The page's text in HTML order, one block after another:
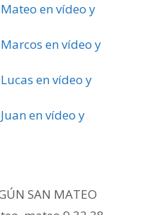
en vídeo y
en vídeo y
en vídeo y
en vídeo y
SAN MATEO